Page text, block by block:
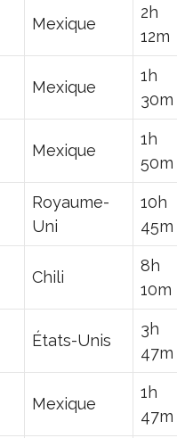
Mexique
2h
12m
Mexique
1h
30m
Mexique
1h
50m
Royaume-
Uni
10h
45m
Chili
8h
10m
États-Unis
3h
47m
Mexique
1h
47m